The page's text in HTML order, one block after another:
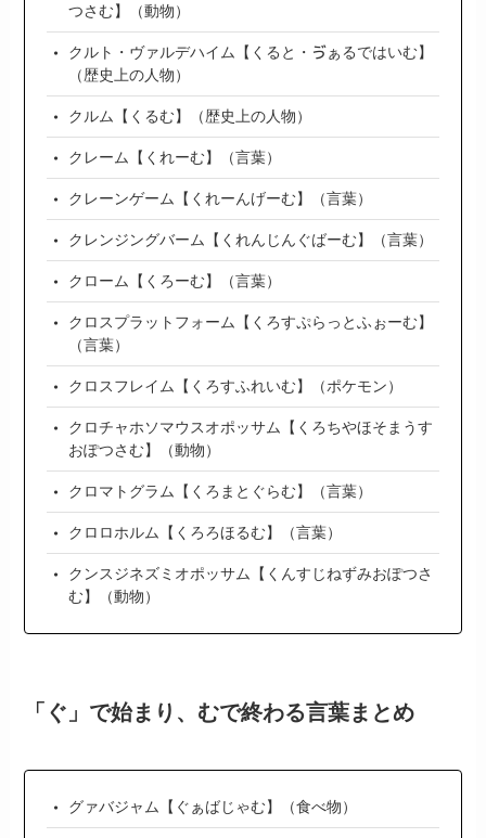
つさむ】（動物）
クルト・ヴァルデハイム【くると・ゔぁるではいむ】
（歴史上の人物）
クルム【くるむ】（歴史上の人物）
クレーム【くれーむ】（言葉）
クレーンゲーム【くれーんげーむ】（言葉）
クレンジングバーム【くれんじんぐばーむ】（言葉）
クローム【くろーむ】（言葉）
クロスプラットフォーム【くろすぷらっとふぉーむ】
（言葉）
クロスフレイム【くろすふれいむ】（ポケモン）
クロチャホソマウスオポッサム【くろちやほそまうす
おぽつさむ】（動物）
クロマトグラム【くろまとぐらむ】（言葉）
クロロホルム【くろろほるむ】（言葉）
クンスジネズミオポッサム【くんすじねずみおぽつさ
む】（動物）
「ぐ」で始まり、むで終わる言葉まとめ
グァバジャム【ぐぁばじゃむ】（食べ物）